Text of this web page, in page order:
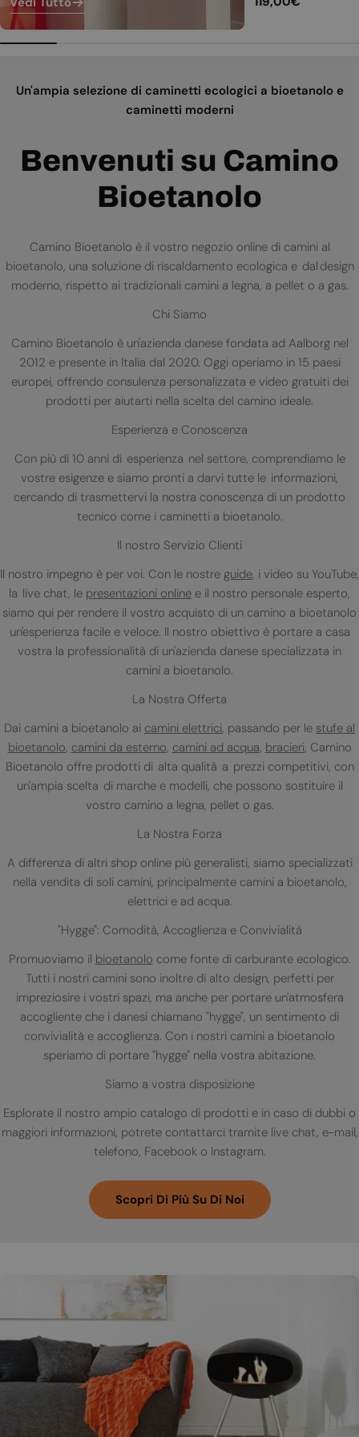
Un'ampia selezione di caminetti ecologici a bioetanolo e
caminetti moderni
Benvenuti su Camino
Bioetanolo
Camino Bioetanolo è il vostro negozio online di camini al
bioetanolo, una soluzione di riscaldamento ecologica e dal design
moderno, rispetto ai tradizionali camini a legna, a pellet o a gas.
Chi Siamo
Camino Bioetanolo è un'azienda danese fondata ad Aalborg nel
2012 e presente in Italia dal 2020. Oggi operiamo in 15 paesi
europei, offrendo consulenza personalizzata e video gratuiti dei
prodotti per aiutarti nella scelta del camino ideale.
Esperienza e Conoscenza
Con più di 10 anni di esperienza nel settore, comprendiamo le
vostre esigenze e siamo pronti a darvi tutte le informazioni,
cercando di trasmettervi la nostra conoscenza di un prodotto
tecnico come i caminetti a bioetanolo.
Il nostro Servizio Clienti
Il nostro impegno è per voi. Con le nostre guide, i video su YouTube,
la live chat, le presentazioni online e il nostro personale esperto,
siamo qui per rendere il vostro acquisto di un camino a bioetanolo
un'esperienza facile e veloce. Il nostro obiettivo è portare a casa
vostra la professionalità di un'azienda danese specializzata in
camini a bioetanolo.
La Nostra Offerta
Dai camini a bioetanolo ai camini elettrici, passando per le stufe al
bioetanolo, camini da esterno, camini ad acqua, bracieri, Camino
Bioetanolo offre prodotti di alta qualità a prezzi competitivi, con
un'ampia scelta di marche e modelli, che possono sostituire il
vostro camino a legna, pellet o gas.
La Nostra Forza
A differenza di altri shop online più generalisti, siamo specializzati
nella vendita di soli camini, principalmente camini a bioetanolo,
elettrici e ad acqua.
"Hygge": Comodità, Accoglienza e Convivialità
Promuoviamo il bioetanolo come fonte di carburante ecologico.
Tutti i nostri camini sono inoltre di alto design, perfetti per
impreziosire i vostri spazi, ma anche per portare un'atmosfera
accogliente che i danesi chiamano "hygge", un sentimento di
convivialità e accoglienza. Con i nostri camini a bioetanolo
speriamo di portare "hygge" nella vostra abitazione.
Siamo a vostra disposizione
Esplorate il nostro ampio catalogo di prodotti e in caso di dubbi o
maggiori informazioni, potrete contattarci tramite live chat, e-mail,
telefono, Facebook o Instagram.
Scopri Di Più Su Di Noi